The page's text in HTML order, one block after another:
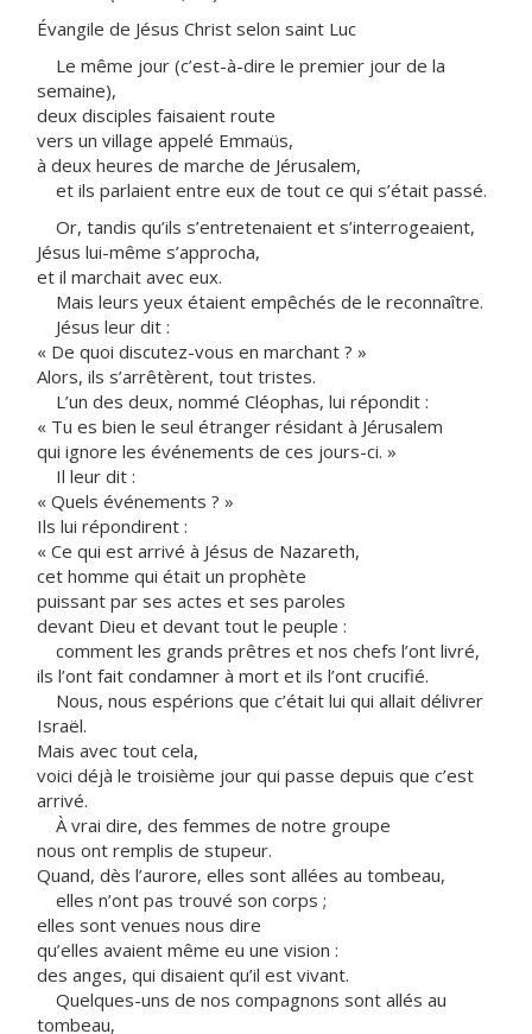
Évangile de Jésus Christ selon saint Luc
Le même jour (c’est-à-dire le premier jour de la
semaine),
deux disciples faisaient route
vers un village appelé Emmaüs,
à deux heures de marche de Jérusalem,
et ils parlaient entre eux de tout ce qui s’était passé.
Or, tandis qu’ils s’entretenaient et s’interrogeaient,
Jésus lui-même s’approcha,
et il marchait avec eux.
Mais leurs yeux étaient empêchés de le reconnaître.
Jésus leur dit :
« De quoi discutez-vous en marchant ? »
Alors, ils s’arrêtèrent, tout tristes.
L’un des deux, nommé Cléophas, lui répondit :
« Tu es bien le seul étranger résidant à Jérusalem
qui ignore les événements de ces jours-ci. »
Il leur dit :
« Quels événements ? »
Ils lui répondirent :
« Ce qui est arrivé à Jésus de Nazareth,
cet homme qui était un prophète
puissant par ses actes et ses paroles
devant Dieu et devant tout le peuple :
comment les grands prêtres et nos chefs l’ont livré,
ils l’ont fait condamner à mort et ils l’ont crucifié.
Nous, nous espérions que c’était lui qui allait délivrer
Israël.
Mais avec tout cela,
voici déjà le troisième jour qui passe depuis que c’est
arrivé.
À vrai dire, des femmes de notre groupe
nous ont remplis de stupeur.
Quand, dès l’aurore, elles sont allées au tombeau,
elles n’ont pas trouvé son corps ;
elles sont venues nous dire
qu’elles avaient même eu une vision :
des anges, qui disaient qu’il est vivant.
Quelques-uns de nos compagnons sont allés au
tombeau,